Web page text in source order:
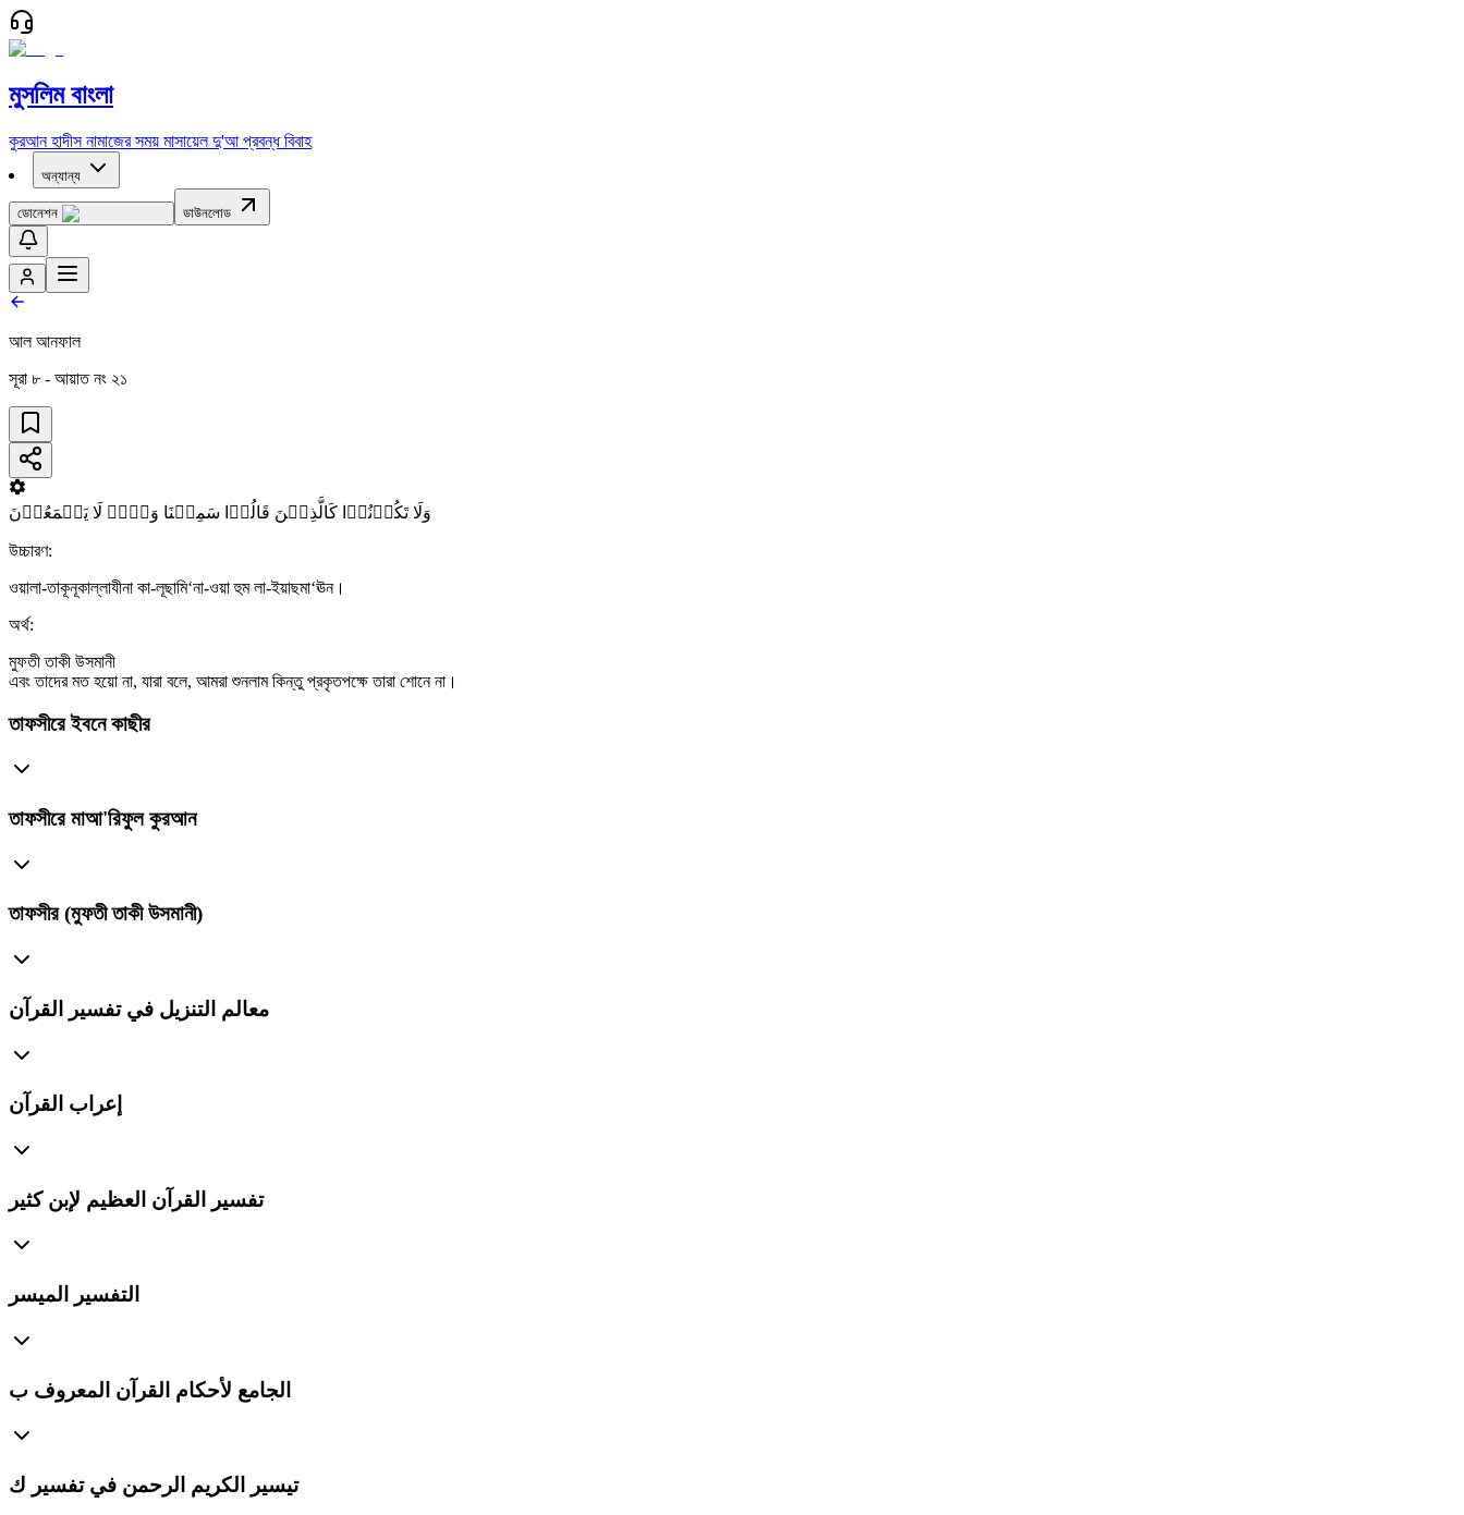
মুসলিম বাংলা
কুরআন হাদীস নামাজের সময় মাসায়েল দু'আ প্রবন্ধ বিবাহ
অন্যান্য
ডোনেশন ডাউনলোড
আল আনফাল
সূরা ৮ - আয়াত নং ২১
وَلَا تَکُوۡنُوۡا کَالَّذِیۡنَ قَالُوۡا سَمِعۡنَا وَہُمۡ لَا یَسۡمَعُوۡنَ
উচ্চারণ:
ওয়ালা-তাকূনূকাল্লাযীনা কা-লূছামি‘না-ওয়া হুম লা-ইয়াছমা‘ঊন।
অর্থ:
মুফতী তাকী উসমানী
এবং তাদের মত হয়ো না, যারা বলে, আমরা শুনলাম কিন্তু প্রকৃতপক্ষে তারা শোনে না।
তাফসীরে ইবনে কাছীর
তাফসীরে মাআ'রিফুল কুরআন
তাফসীর (মুফতী তাকী উসমানী)
معالم التنزيل في تفسير القرآن
إعراب القرآن
تفسير القرآن العظيم لإبن كثير
التفسير الميسر
الجامع لأحكام القرآن المعروف ب
تيسير الكريم الرحمن في تفسير ك